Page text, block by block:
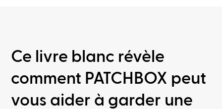
Ce livre blanc révèle
comment PATCHBOX peut
vous aider à garder une